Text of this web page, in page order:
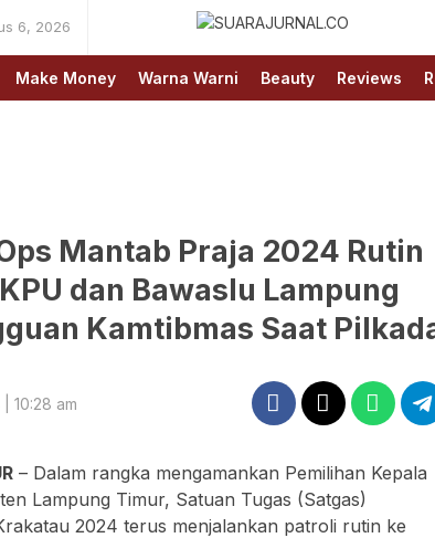
6, 2026
Make Money Warna Warni Beauty Reviews
Mantab Praja 2024 Rutin
dan Bawaslu Lampung
Kamtibmas Saat
10:28 am
– Dalam rangka mengamankan Pemilihan Kepala
Lampung Timur, Satuan Tugas (Satgas)
2024 terus menjalankan patroli rutin ke